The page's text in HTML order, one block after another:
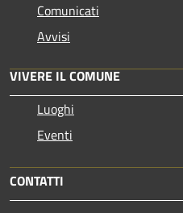
Comunicati
Avvisi
VIVERE IL COMUNE
Luoghi
Eventi
CONTATTI